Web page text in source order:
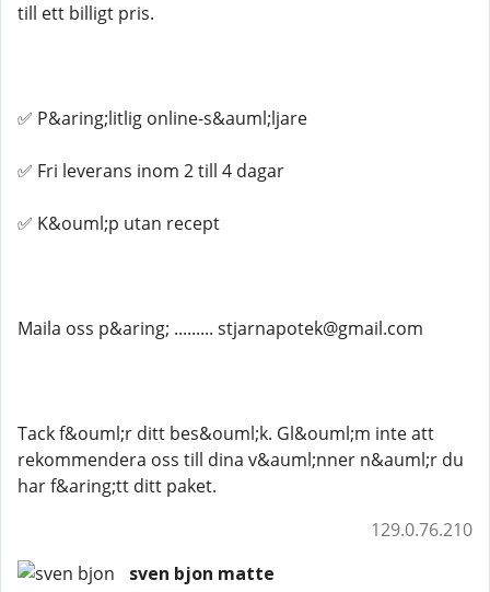
till ett billigt pris.
✅ P&aring;litlig online-s&auml;ljare
✅ Fri leverans inom 2 till 4 dagar
✅ K&ouml;p utan recept
Maila oss p&aring; ......... stjarnapotek@gmail.com
Tack f&ouml;r ditt bes&ouml;k. Gl&ouml;m inte att
rekommendera oss till dina v&auml;nner n&auml;r du
har f&aring;tt ditt paket.
129.0.76.210
sven bjon matte